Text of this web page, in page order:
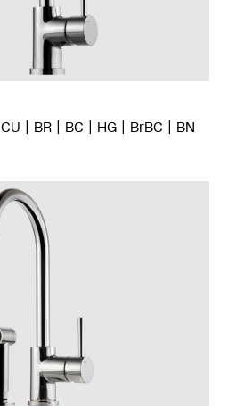
CU BR BC HG BrBC BN